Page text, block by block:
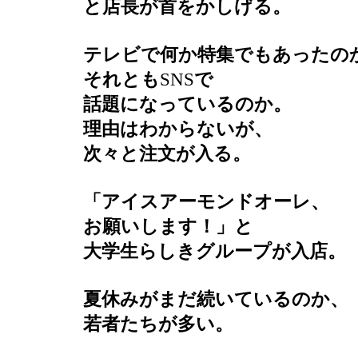
と店長が首をかしげる。
テレビで何か特集でもあったの
それともSNSで
話題になっているのか。
理由はわからないが、
次々と注文が入る。
「アイスアーモンドオーレ、
お願いします！」と
大学生らしきグループが入店。
夏休みがまだ続いているのか、
若者たちが多い。